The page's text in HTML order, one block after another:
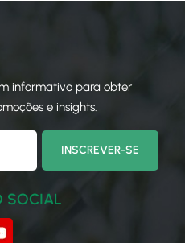
de
informativo para obter
e insights.
SOCIAL